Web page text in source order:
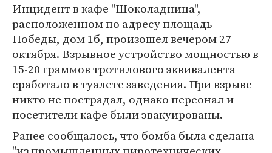
Инцидент в кафе "Шоколадница",
расположенном по адресу площадь
Победы, дом 1б, произошел вечером 27
октября. Взрывное устройство мощностью в
15-20 граммов тротилового эквивалента
сработало в туалете заведения. При взрыве
никто не пострадал, однако персонал и
посетители кафе были эвакуированы.
Ранее сообщалось, что бомба была сделана